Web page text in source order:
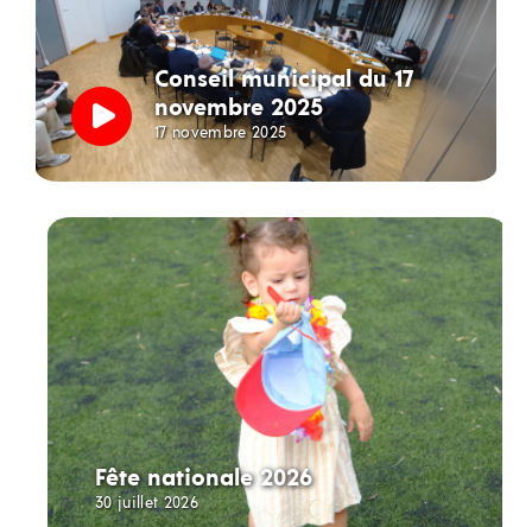
Conseil municipal du 17
novembre 2025
17 novembre 2025
Fête nationale 2026
30 juillet 2026